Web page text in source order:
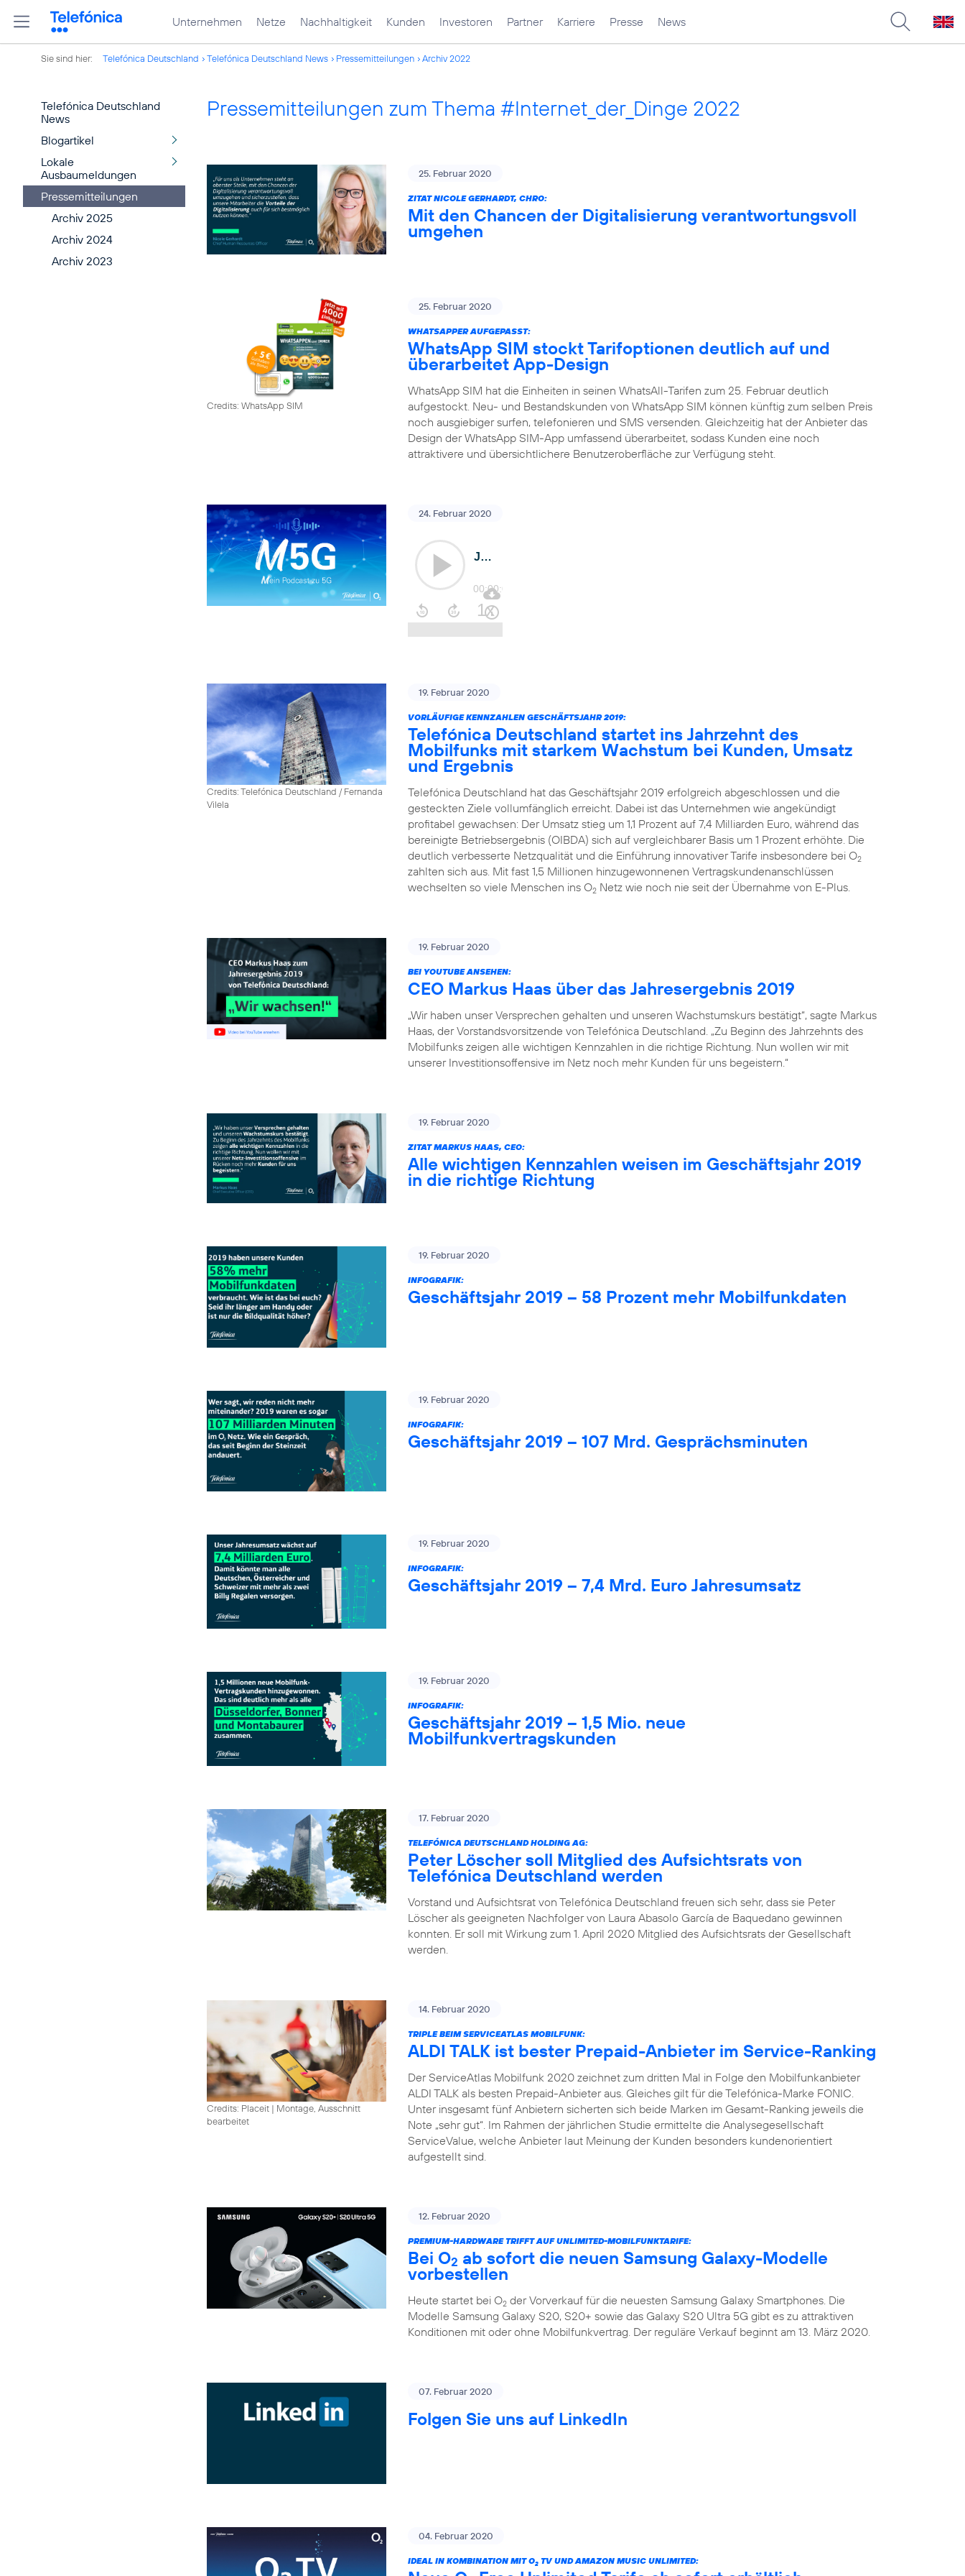
Unternehmen Netze Nachhaltigkeit Kunden Investoren Partner Karriere Presse News
Sie sind hier: Telefónica Deutschland Telefónica Deutschland News Pressemitteilungen Archiv 2022
Telefónica Deutschland
News
Blogartikel
Lokale
Ausbaumeldungen
Pressemitteilungen
Archiv 2025
Archiv 2024
Archiv 2023
Pressemitteilungen zum Thema #Internet_der_Dinge 2022
25. Februar 2020
ZITAT NICOLE GERHARDT, CHRO:
Mit den Chancen der Digitalisierung verantwortungsvoll
umgehen
Credits: WhatsApp SIM
25. Februar 2020
WHATSAPPER AUFGEPASST:
WhatsApp SIM stockt Tarifoptionen deutlich auf und
überarbeitet App-Design
WhatsApp SIM hat die Einheiten in seinen WhatsAll-Tarifen zum 25. Februar deutlich
aufgestockt. Neu- und Bestandskunden von WhatsApp SIM können künftig zum selben Preis
noch ausgiebiger surfen, telefonieren und SMS versenden. Gleichzeitig hat der Anbieter das
Design der WhatsApp SIM-App umfassend überarbeitet, sodass Kunden eine noch
attraktivere und übersichtlichere Benutzeroberfläche zur Verfügung steht.
24. Februar 2020
Credits: Telefónica Deutschland / Fernanda
Vilela
19. Februar 2020
VORLÄUFIGE KENNZAHLEN GESCHÄFTSJAHR 2019:
Telefónica Deutschland startet ins Jahrzehnt des
Mobilfunks mit starkem Wachstum bei Kunden, Umsatz
und Ergebnis
Telefónica Deutschland hat das Geschäftsjahr 2019 erfolgreich abgeschlossen und die
gesteckten Ziele vollumfänglich erreicht. Dabei ist das Unternehmen wie angekündigt
profitabel gewachsen: Der Umsatz stieg um 1,1 Prozent auf 7,4 Milliarden Euro, während das
bereinigte Betriebsergebnis (OIBDA) sich auf vergleichbarer Basis um 1 Prozent erhöhte. Die
deutlich verbesserte Netzqualität und die Einführung innovativer Tarife insbesondere bei O2
zahlten sich aus. Mit fast 1,5 Millionen hinzugewonnenen Vertragskundenanschlüssen
wechselten so viele Menschen ins O2 Netz wie noch nie seit der Übernahme von E-Plus.
19. Februar 2020
BEI YOUTUBE ANSEHEN:
CEO Markus Haas über das Jahresergebnis 2019
„Wir haben unser Versprechen gehalten und unseren Wachstumskurs bestätigt“, sagte Markus
Haas, der Vorstandsvorsitzende von Telefónica Deutschland. „Zu Beginn des Jahrzehnts des
Mobilfunks zeigen alle wichtigen Kennzahlen in die richtige Richtung. Nun wollen wir mit
unserer Investitionsoffensive im Netz noch mehr Kunden für uns begeistern.“
19. Februar 2020
ZITAT MARKUS HAAS, CEO:
Alle wichtigen Kennzahlen weisen im Geschäftsjahr 2019
in die richtige Richtung
19. Februar 2020
INFOGRAFIK:
Geschäftsjahr 2019 – 58 Prozent mehr Mobilfunkdaten
19. Februar 2020
INFOGRAFIK:
Geschäftsjahr 2019 – 107 Mrd. Gesprächsminuten
19. Februar 2020
INFOGRAFIK:
Geschäftsjahr 2019 – 7,4 Mrd. Euro Jahresumsatz
19. Februar 2020
INFOGRAFIK:
Geschäftsjahr 2019 – 1,5 Mio. neue
Mobilfunkvertragskunden
17. Februar 2020
TELEFÓNICA DEUTSCHLAND HOLDING AG:
Peter Löscher soll Mitglied des Aufsichtsrats von
Telefónica Deutschland werden
Vorstand und Aufsichtsrat von Telefónica Deutschland freuen sich sehr, dass sie Peter
Löscher als geeigneten Nachfolger von Laura Abasolo García de Baquedano gewinnen
konnten. Er soll mit Wirkung zum 1. April 2020 Mitglied des Aufsichtsrats der Gesellschaft
werden.
Credits: Placeit | Montage, Ausschnitt
bearbeitet
14. Februar 2020
TRIPLE BEIM SERVICEATLAS MOBILFUNK:
ALDI TALK ist bester Prepaid-Anbieter im Service-Ranking
Der ServiceAtlas Mobilfunk 2020 zeichnet zum dritten Mal in Folge den Mobilfunkanbieter
ALDI TALK als besten Prepaid-Anbieter aus. Gleiches gilt für die Telefónica-Marke FONIC.
Unter insgesamt fünf Anbietern sicherten sich beide Marken im Gesamt-Ranking jeweils die
Note „sehr gut“. Im Rahmen der jährlichen Studie ermittelte die Analysegesellschaft
ServiceValue, welche Anbieter laut Meinung der Kunden besonders kundenorientiert
aufgestellt sind.
12. Februar 2020
PREMIUM-HARDWARE TRIFFT AUF UNLIMITED-MOBILFUNKTARIFE:
Bei O2 ab sofort die neuen Samsung Galaxy-Modelle
vorbestellen
Heute startet bei O2 der Vorverkauf für die neuesten Samsung Galaxy Smartphones. Die
Modelle Samsung Galaxy S20, S20+ sowie das Galaxy S20 Ultra 5G gibt es zu attraktiven
Konditionen mit oder ohne Mobilfunkvertrag. Der reguläre Verkauf beginnt am 13. März 2020.
07. Februar 2020
Folgen Sie uns auf LinkedIn
04. Februar 2020
IDEAL IN KOMBINATION MIT O2 TV UND AMAZON MUSIC UNLIMITED: